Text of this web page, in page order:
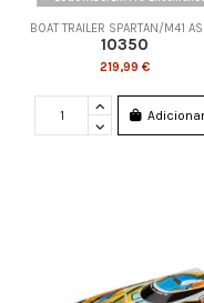
BOAT TRAILER SPARTAN/M41
10350
219,99 €
Adicionar